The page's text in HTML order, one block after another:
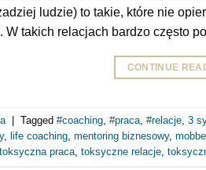
ludzie) to takie, które nie
W takich relacjach bardzo często
CONTINUE
Tagged #coaching, #praca, #relacje, 3
, life coaching, mentoring biznesowy,
toksyczna praca, toksyczne relacje,